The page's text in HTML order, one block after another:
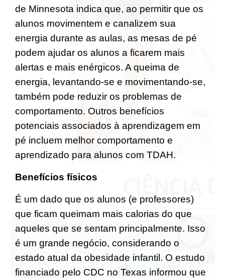
de Minnesota indica que, ao permitir que os
alunos movimentem e canalizem sua
energia durante as aulas, as mesas de pé
podem ajudar os alunos a ficarem mais
alertas e mais enérgicos. A queima de
energia, levantando-se e movimentando-se,
também pode reduzir os problemas de
comportamento. Outros benefícios
potenciais associados à aprendizagem em
pé incluem melhor comportamento e
aprendizado para alunos com TDAH.
Benefícios físicos
É um dado que os alunos (e professores)
que ficam queimam mais calorias do que
aqueles que se sentam principalmente. Isso
é um grande negócio, considerando o
estado atual da obesidade infantil. O estudo
financiado pelo CDC no Texas informou que